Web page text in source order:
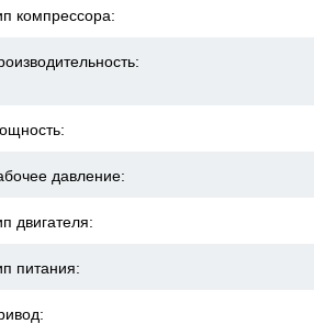
компрессора:
давление:
двигателя:
питания: